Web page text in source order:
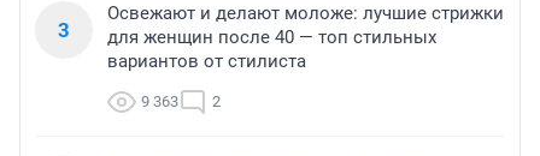
3
Освежают и делают моложе: лучшие стрижки
для женщин после 40 — топ стильных
вариантов от стилиста
9 363 2